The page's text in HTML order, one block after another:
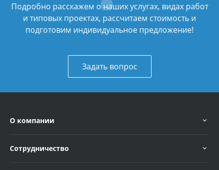
Подробно расскажем о наших услугах, видах работ
и типовых проектах, рассчитаем стоимость и
подготовим индивидуальное предложение!
Задать вопрос
О компании
Сотрудничество